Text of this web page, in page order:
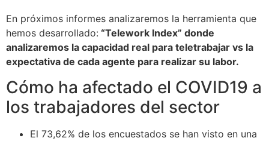
En próximos informes analizaremos la herramienta que
hemos desarrollado: “Telework Index” donde
analizaremos la capacidad real para teletrabajar vs la
expectativa de cada agente para realizar su labor.
Cómo ha afectado el COVID19 a
los trabajadores del sector
El 73,62% de los encuestados se han visto en una